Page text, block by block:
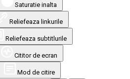
Saturatie inalta
Reliefeaza linkurile
Reliefeaza subtitlurile
Cititor de ecran
Mod de citire